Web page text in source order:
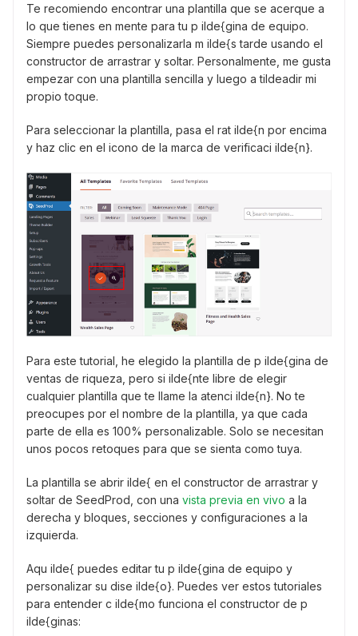
Te recomiendo encontrar una plantilla que se acerque a
lo que tienes en mente para tu p ilde{gina de equipo.
Siempre puedes personalizarla m ilde{s tarde usando el
constructor de arrastrar y soltar. Personalmente, me gusta
empezar con una plantilla sencilla y luego a tildeadir mi
propio toque.
Para seleccionar la plantilla, pasa el rat ilde{n por encima
y haz clic en el icono de la marca de verificaci ilde{n}.
Para este tutorial, he elegido la plantilla de p ilde{gina de
ventas de riqueza, pero si ilde{nte libre de elegir
cualquier plantilla que te llame la atenci ilde{n}. No te
preocupes por el nombre de la plantilla, ya que cada
parte de ella es 100% personalizable. Solo se necesitan
unos pocos retoques para que se sienta como tuya.
La plantilla se abrir ilde{ en el constructor de arrastrar y
soltar de SeedProd, con una vista previa en vivo a la
derecha y bloques, secciones y configuraciones a la
izquierda.
Aqu ilde{ puedes editar tu p ilde{gina de equipo y
personalizar su dise ilde{o}. Puedes ver estos tutoriales
para entender c ilde{mo funciona el constructor de p
ilde{ginas: